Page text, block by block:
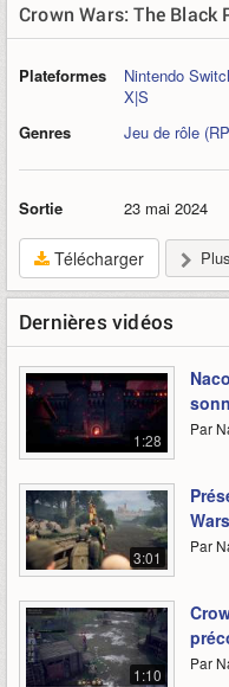
Crown Wars: The Black
Plateformes Nintendo
X|S
Genres
Jeu de rôle
Sortie 23 mai 2024
Télécharger
Dernières vidéos
1:28
Par
3:01
Wars
Par
1:10
Par